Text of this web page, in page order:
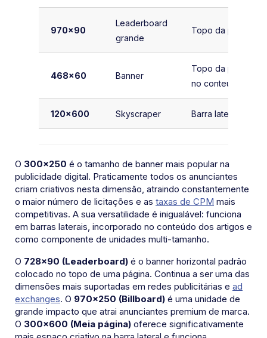
970×90
Leaderboard
grande
Topo da página
468×60 Banner
Topo da página,
no conteúdo
120×600 Skyscraper Barra lateral
O 300×250 é o tamanho de banner mais popular na
publicidade digital. Praticamente todos os anunciantes
criam criativos nesta dimensão, atraindo constantemente
o maior número de licitações e as taxas de CPM mais
competitivas. A sua versatilidade é inigualável: funciona
em barras laterais, incorporado no conteúdo dos artigos e
como componente de unidades multi-tamanho.
O 728×90 (Leaderboard) é o banner horizontal padrão
colocado no topo de uma página. Continua a ser uma das
dimensões mais suportadas em redes publicitárias e ad
exchanges. O 970×250 (Billboard) é uma unidade de
grande impacto que atrai anunciantes premium de marca.
O 300×600 (Meia página) oferece significativamente